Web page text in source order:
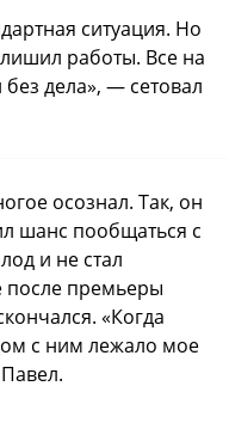
ситуация. Но
работы. Все на
дела», — сетовал
осознал. Так, он
шанс пообщаться с
и не стал
после премьеры
«Когда
с ним лежало мое